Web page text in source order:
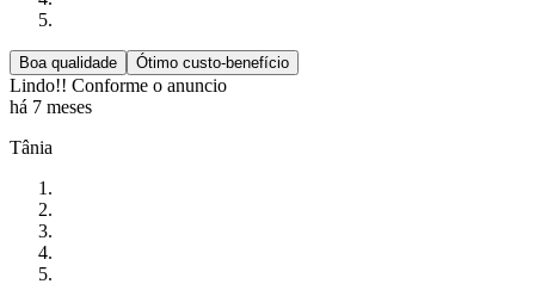
Boa qualidade Ótimo custo-benefício
Lindo!! Conforme o anuncio
há 7 meses
Tânia